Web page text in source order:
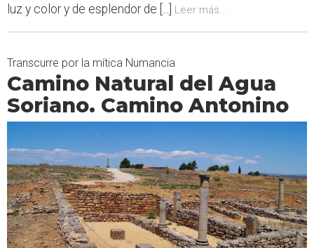
luz y color y de esplendor de [...]
Leer más...
Transcurre por la mítica Numancia
Camino Natural del Agua
Soriano. Camino Antonino